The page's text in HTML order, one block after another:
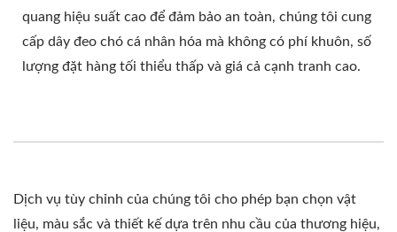
quang hiệu suất cao để đảm bảo an toàn, chúng tôi cung
cấp dây đeo chó cá nhân hóa mà không có phí khuôn, số
lượng đặt hàng tối thiểu thấp và giá cả cạnh tranh cao.
Dịch vụ tùy chỉnh của chúng tôi cho phép bạn chọn vật
liệu, màu sắc và thiết kế dựa trên nhu cầu của thương hiệu,